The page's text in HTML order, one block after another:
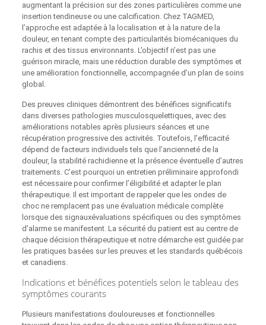
augmentant la précision sur des zones particulières comme une
insertion tendineuse ou une calcification. Chez TAGMED,
l’approche est adaptée à la localisation et à la nature de la
douleur, en tenant compte des particularités biomécaniques du
rachis et des tissus environnants. L’objectif n’est pas une
guérison miracle, mais une réduction durable des symptômes et
une amélioration fonctionnelle, accompagnée d’un plan de soins
global.
Des preuves cliniques démontrent des bénéfices significatifs
dans diverses pathologies musculosquelettiques, avec des
améliorations notables après plusieurs séances et une
récupération progressive des activités. Toutefois, l’efficacité
dépend de facteurs individuels tels que l’ancienneté de la
douleur, la stabilité rachidienne et la présence éventuelle d’autres
traitements. C’est pourquoi un entretien préliminaire approfondi
est nécessaire pour confirmer l’éligibilité et adapter le plan
thérapeutique. Il est important de rappeler que les ondes de
choc ne remplacent pas une évaluation médicale complète
lorsque des signauxévaluations spécifiques ou des symptômes
d’alarme se manifestent. La sécurité du patient est au centre de
chaque décision thérapeutique et notre démarche est guidée par
les pratiques basées sur les preuves et les standards québécois
et canadiens.
Indications et bénéfices potentiels selon le tableau des
symptômes courants
Plusieurs manifestations douloureuses et fonctionnelles